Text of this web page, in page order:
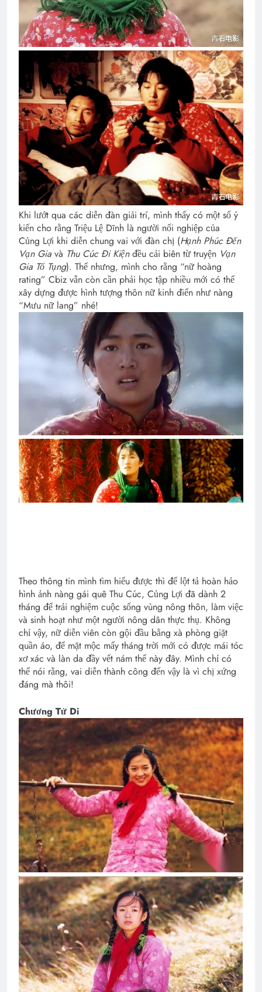
Khi lướt qua các diễn đàn giải trí, mình thấy có một số ý
kiến cho rằng Triệu Lệ Dĩnh là người nối nghiệp của
Củng Lợi khi diễn chung vai với đàn chị (Hạnh Phúc Đến
Vạn Gia và Thu Cúc Đi Kiệnđều cải biên từ truyện Vạn
Gia Tố Tụng). Thế nhưng, mình cho rằng “nữ hoàng
rating” Cbiz vẫn còn cần phải học tập nhiều mới có thể
xây dựng được hình tượng thôn nữ kinh điển như nàng
“Mưu nữ lang” nhé!
Theo thông tin mình tìm hiểu được thì để lột tả hoàn hảo
hình ảnh nàng gái quê Thu Cúc, Củng Lợi đã dành 2
tháng để trải nghiệm cuộc sống vùng nông thôn, làm việc
và sinh hoạt như một người nông dân thực thụ. Không
chỉ vậy, nữ diễn viên còn gội đầu bằng xà phòng giặt
quần áo, để mặt mộc mấy tháng trời mới có được mái tóc
xơ xác và làn da đầy vết nám thế này đây. Mình chỉ có
thể nói rằng, vai diễn thành công đến vậy là vì chị xứng
đáng mà thôi!
Chương Tử Di